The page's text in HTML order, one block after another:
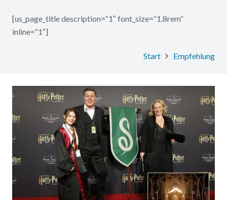
[us_page_title description=“1″ font_size=“1.8rem“
inline=“1″]
Start Empfehlung